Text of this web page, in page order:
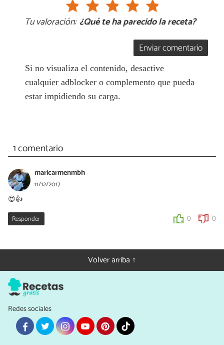
Tu valoración: ¿Qué te ha parecido la receta?
Enviar comentario
Si no visualiza el contenido, desactive
cualquier adblocker o complemento que pueda
estar impidiendo su carga.
1 comentario
maricarmenmbh
11/12/2017
😍👍
Responder 0 0
Volver arriba ↑
Redes sociales